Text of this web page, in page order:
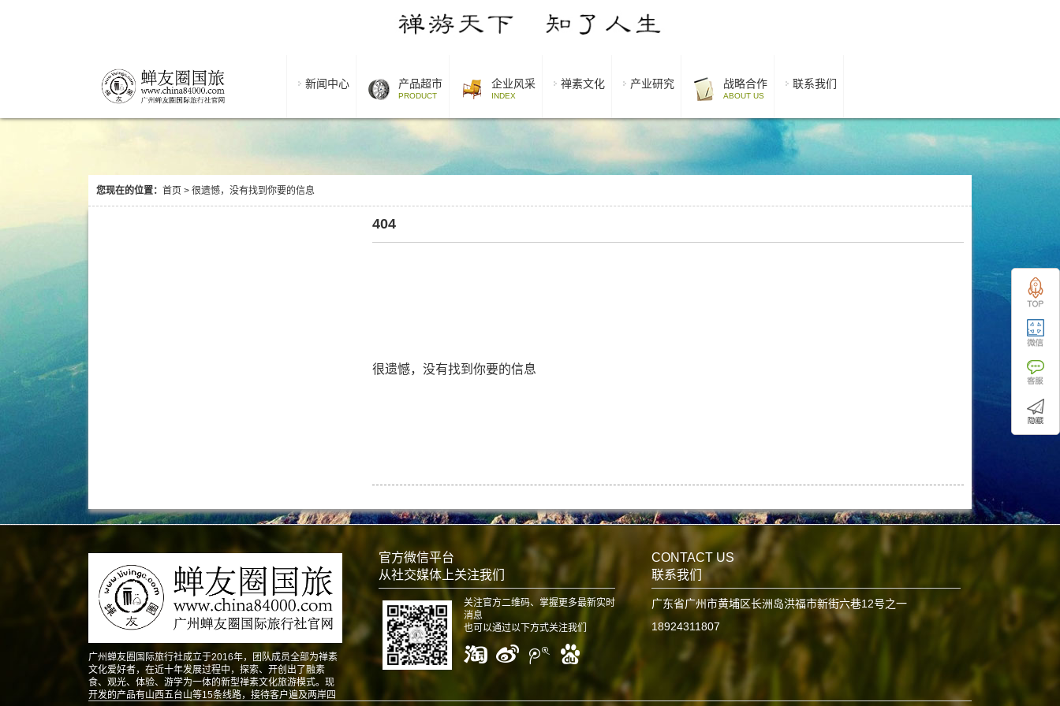
新闻中心 产品超市
PRODUCT
企业风采
INDEX
禅素文化 产业研究 战略合作
ABOUT US
联系我们
您现在的位置： 首页 > 很遗憾，没有找到你要的信息
404
很遗憾，没有找到你要的信息
广州蝉友圈国际旅行社成立于2016年，团队成员全部为禅素
文化爱好者，在近十年发展过程中，探索、开创出了融素
食、观光、体验、游学为一体的新型禅素文化旅游模式。现
开发的产品有山西五台山等15条线路，接待客户遍及两岸四
官方微信平台
从社交媒体上关注我们
关注官方二维码、掌握更多最新实时
消息
也可以通过以下方式关注我们
CONTACT US
联系我们
广东省广州市黄埔区长洲岛洪福市新街六巷12号之一
18924311807